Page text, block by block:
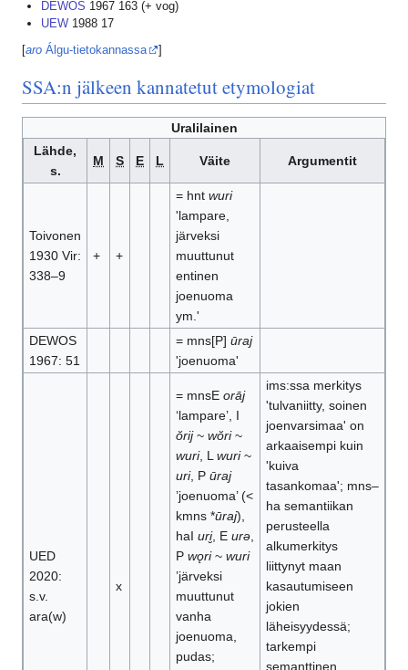
DEWOS 1967 163 (+ vog)
UEW1988 17
[aro Álgu-tietokannassa ]
SSA:n jälkeen kannatetut etymologiat
Uralilainen
Lähde,
s.
M S E L Väite Argumentit
Toivonen
1930 Vir:
338–9
+ +
= hnt wuri
'lampare,
järveksi
muuttunut
entinen
joenuoma
ym.'
DEWOS
1967: 51
= mns[P] ūraj
'joenuoma'
UED
2020:
s.v.
ara(w)
x
= mnsE orāj
‘lampare’, I
ŏrij~ wŏri~
wuri, L wuri~
uri, P ūraj
’joenuoma’ (<
kmns *ūraj),
haI uri̮, E urǝ,
P wǫri~ wuri
’järveksi
muuttunut
vanha
joenuoma,
pudas;
ims:ssa merkitys
'tulvaniitty, soinen
joenvarsimaa' on
arkaaisempi kuin
'kuiva
tasankomaa'; mns–
ha semantiikan
perusteella
alkumerkitys
liittynyt maan
kasautumiseen
jokien
läheisyydessä;
tarkempi
semanttinen